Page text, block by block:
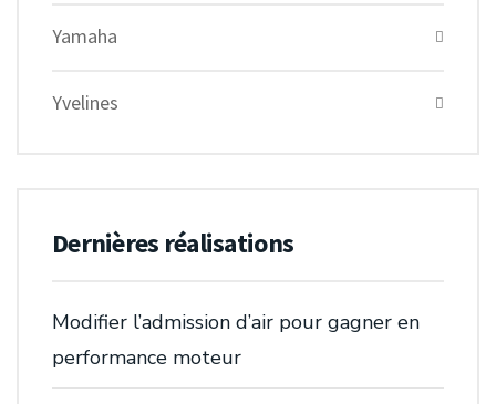
Yamaha
Yvelines
Dernières réalisations
Modifier l’admission d’air pour gagner en
performance moteur